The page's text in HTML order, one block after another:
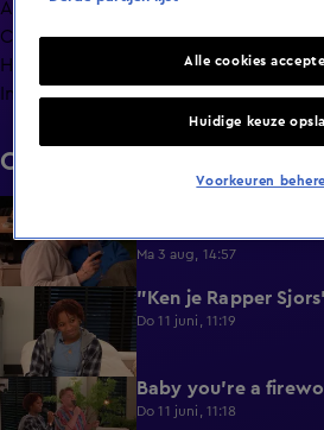
Afleveringen
Clips
Hoe is het nu met?
Info
Clips
6:32
Ma 3 aug, 14:57
0:49 "Ken je Rapper
Do 11 juni, 11:19
0:39 Baby you're a
Do 11 juni, 11:18
Alle cookies
Huidige keuze
Voorkeuren